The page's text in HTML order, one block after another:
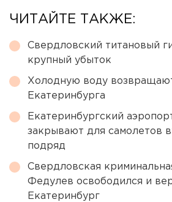
ЧИТАЙТЕ ТАКЖЕ:
Свердловский титановый
крупный убыток
Холодную воду
Екатеринбурга
Екатеринбургский
закрывают для самолетов
подряд
Свердловская
Федулев освободился и
Екатеринбург